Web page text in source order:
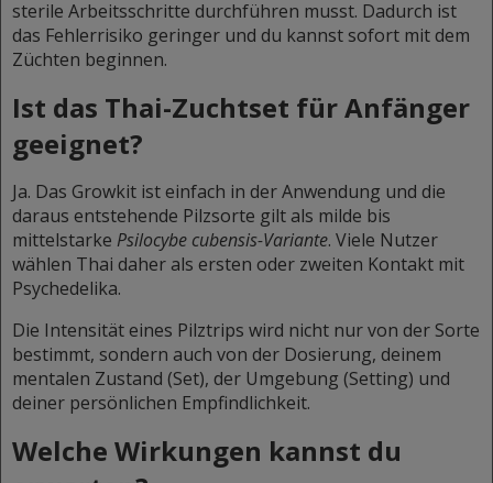
sterile Arbeitsschritte durchführen musst. Dadurch ist
das Fehlerrisiko geringer und du kannst sofort mit dem
Züchten beginnen.
Ist das Thai-Zuchtset für Anfänger
geeignet?
Ja. Das Growkit ist einfach in der Anwendung und die
daraus entstehende Pilzsorte gilt als milde bis
mittelstarke Psilocybe cubensis-Variante. Viele Nutzer
wählen Thai daher als ersten oder zweiten Kontakt mit
Psychedelika.
Die Intensität eines Pilztrips wird nicht nur von der Sorte
bestimmt, sondern auch von der Dosierung, deinem
mentalen Zustand (Set), der Umgebung (Setting) und
deiner persönlichen Empfindlichkeit.
Welche Wirkungen kannst du